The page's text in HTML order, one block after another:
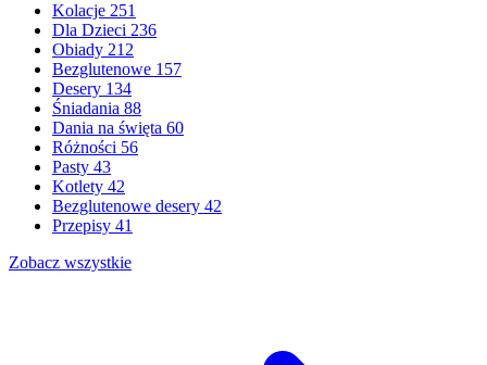
Kolacje 251
Dla Dzieci 236
Obiady 212
Bezglutenowe 157
Desery 134
Śniadania 88
Dania na święta 60
Różności 56
Pasty 43
Kotlety 42
Bezglutenowe desery 42
Przepisy 41
Zobacz wszystkie